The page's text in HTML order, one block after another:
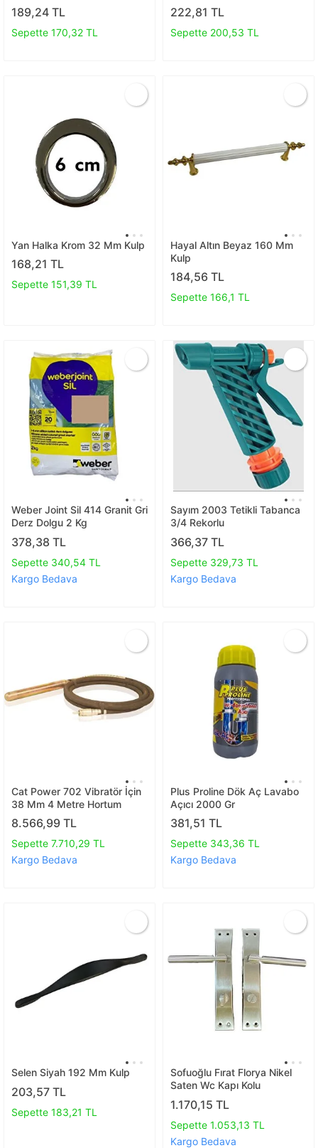
189,24 TL
Sepette 170,32 TL
222,81 TL
Sepette 200,53 TL
Yan Halka Krom 32 Mm Kulp
168,21 TL
Sepette 151,39 TL
Hayal Altın Beyaz 160 Mm
Kulp
184,56 TL
Sepette 166,1 TL
Weber Joint Sil 414 Granit Gri
Derz Dolgu 2 Kg
378,38 TL
Sepette 340,54 TL
Kargo Bedava
Sayım 2003 Tetikli Tabanca
3/4 Rekorlu
366,37 TL
Sepette 329,73 TL
Kargo Bedava
Cat Power 702 Vibratör İçin
38 Mm 4 Metre Hortum
8.566,99 TL
Sepette 7.710,29 TL
Kargo Bedava
Plus Proline Dök Aç Lavabo
Açıcı 2000 Gr
381,51 TL
Sepette 343,36 TL
Kargo Bedava
Selen Siyah 192 Mm Kulp
203,57 TL
Sepette 183,21 TL
Sofuoğlu Fırat Florya Nikel
Saten Wc Kapı Kolu
1.170,15 TL
Sepette 1.053,13 TL
Kargo Bedava